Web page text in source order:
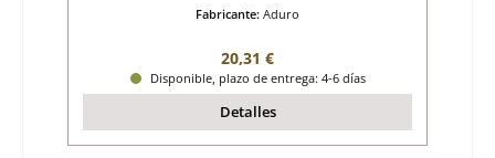
Fabricante: Aduro
Precio normal:
20,31 €
Disponible, plazo de entrega: 4-6 días
Detalles